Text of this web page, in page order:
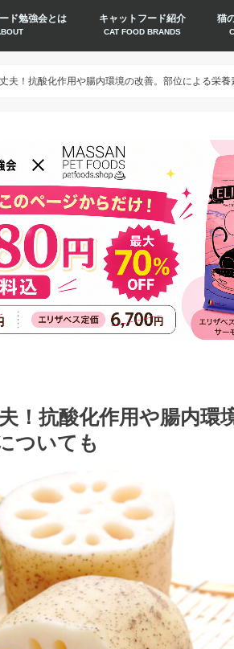
ド勉強会とは キャットフード紹介
CAT FOOD BRANDS
猫
夫！抗酸化作用や腸内環境の改善。部位による栄養
！抗酸化作用や腸内環
ついても